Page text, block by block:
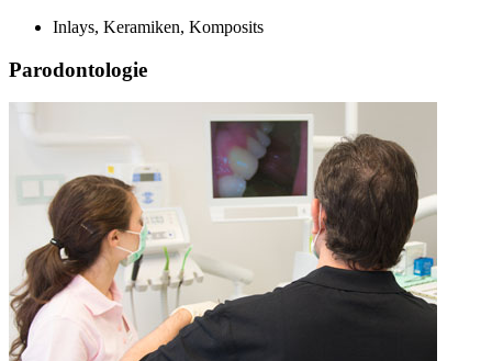
Inlays, Keramiken, Komposits
Parodontologie